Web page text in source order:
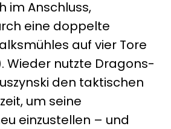
im Anschluss,
eine doppelte
auf vier Tore
Wieder nutzte Dragons-
den taktischen
um seine
einzustellen – und